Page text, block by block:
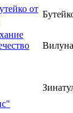
от